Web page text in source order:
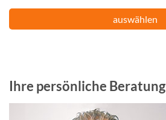
auswählen
Ihre persönliche Beratung